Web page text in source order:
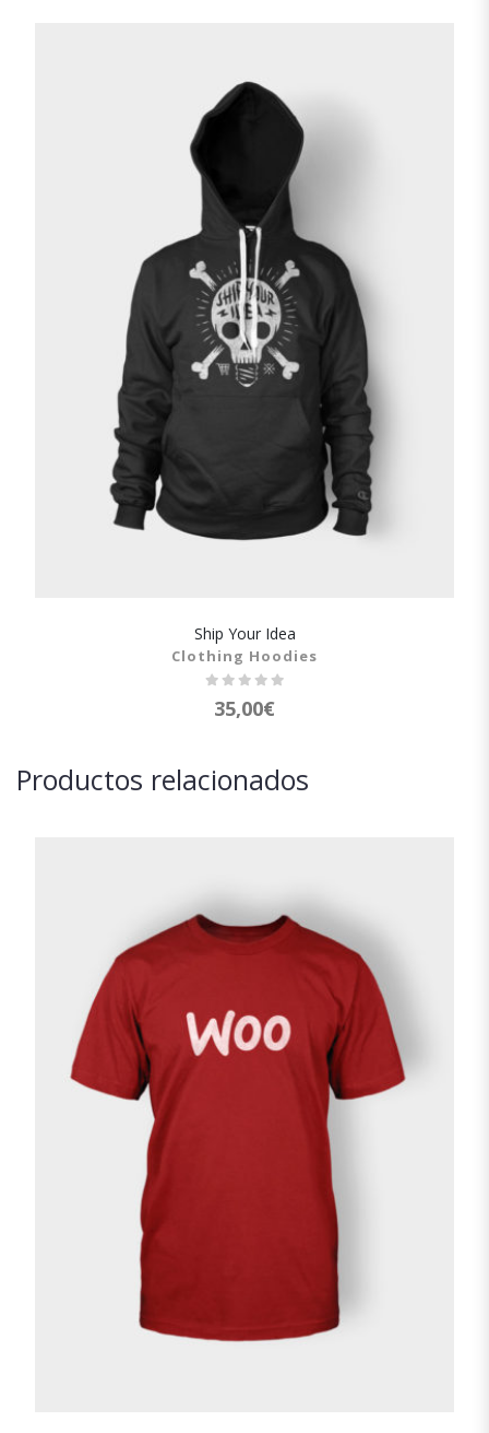
SHOW DETAILS
Ship Your Idea
Clothing Hoodies
35,00€
Productos relacionados